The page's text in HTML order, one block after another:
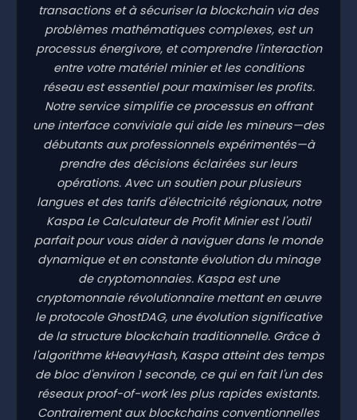
transactions et à sécuriser la blockchain via des
problèmes mathématiques complexes, est un
processus énergivore, et comprendre l'interaction
entre votre matériel minier et les conditions
réseau est essentiel pour maximiser les profits.
Notre service simplifie ce processus en offrant
une interface conviviale qui aide les mineurs—des
débutants aux professionnels expérimentés—à
prendre des décisions éclairées sur leurs
opérations. Avec un soutien pour plusieurs
langues et des tarifs d'électricité régionaux, notre
Kaspa Le Calculateur de Profit Minier est l'outil
parfait pour vous aider à naviguer dans le monde
dynamique et en constante évolution du minage
de cryptomonnaies. Kaspa est une
cryptomonnaie révolutionnaire mettant en œuvre
le protocole GhostDAG, une évolution significative
de la structure blockchain traditionnelle. Grâce à
l'algorithme kHeavyHash, Kaspa atteint des temps
de bloc d'environ 1 seconde, ce qui en fait l'un des
réseaux proof-of-work les plus rapides existants.
Contrairement aux blockchains conventionnelles